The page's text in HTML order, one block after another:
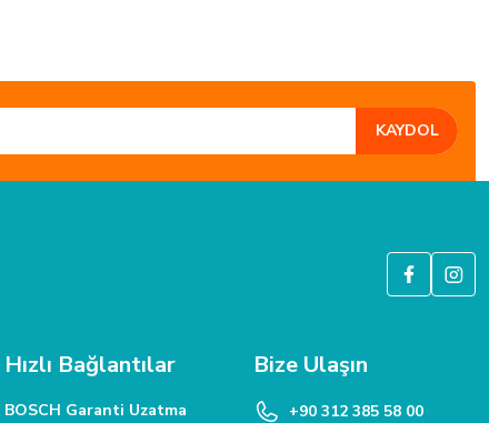
KAYDOL
Hızlı Bağlantılar
BOSCH Garanti Uzatma
Bize Ulaşın
+90 312 385 58 00